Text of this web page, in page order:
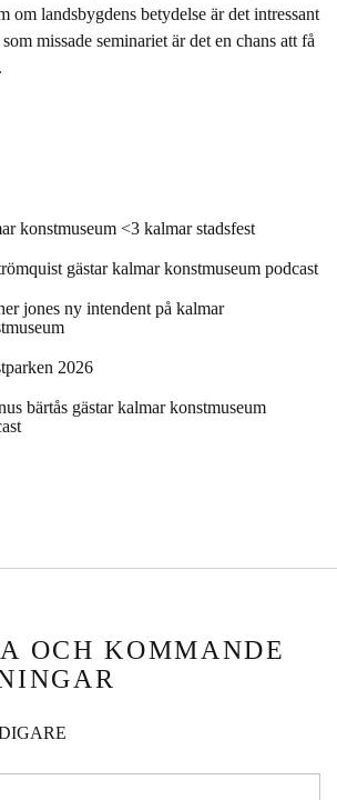
om landsbygdens betydelse är det intressant
missade seminariet är det en chans att få
konstmuseum <3 kalmar stadsfest
gästar kalmar konstmuseum podcast
jones ny intendent på kalmar
2026
bärtås gästar kalmar konstmuseum
OCH KOMMANDE